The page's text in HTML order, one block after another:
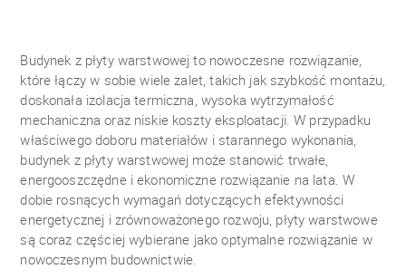
Budynek z płyty warstwowej to nowoczesne rozwiązanie,
które łączy w sobie wiele zalet, takich jak szybkość montażu,
doskonała izolacja termiczna, wysoka wytrzymałość
mechaniczna oraz niskie koszty eksploatacji. W przypadku
właściwego doboru materiałów i starannego wykonania,
budynek z płyty warstwowej może stanowić trwałe,
energooszczędne i ekonomiczne rozwiązanie na lata. W
dobie rosnących wymagań dotyczących efektywności
energetycznej i zrównoważonego rozwoju, płyty warstwowe
są coraz częściej wybierane jako optymalne rozwiązanie w
nowoczesnym budownictwie.